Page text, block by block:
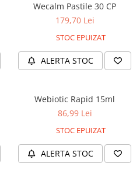
Wecalm Pastile 30 CP
179,70 Lei
STOC EPUIZAT
ALERTA STOC
Webiotic Rapid 15ml
86,99 Lei
STOC EPUIZAT
ALERTA STOC